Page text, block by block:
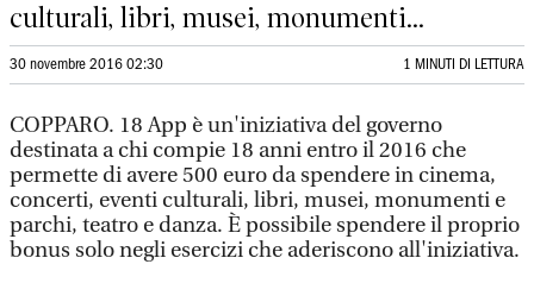
culturali, libri, musei, monumenti...
30 novembre 2016 02:30 1 MINUTI DI LETTURA
COPPARO. 18 App è un'iniziativa del governo
destinata a chi compie 18 anni entro il 2016 che
permette di avere 500 euro da spendere in cinema,
concerti, eventi culturali, libri, musei, monumenti e
parchi, teatro e danza. È possibile spendere il proprio
bonus solo negli esercizi che aderiscono all'iniziativa.